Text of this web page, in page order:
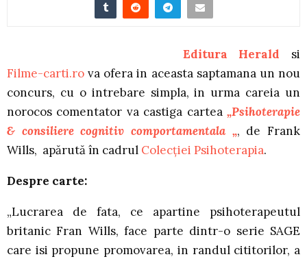
Editura Herald
si
Filme-carti.ro va ofera in aceasta saptamana un nou
concurs, cu o intrebare simpla, in urma careia un
norocos comentator va castiga cartea „Psihoterapie
& consiliere cognitiv comportamentala „, de Frank
Wills, apărută în cadrul Colecţiei Psihoterapia.
Despre carte:
„Lucrarea de fata, ce apartine psihoterapeutul
britanic Fran Wills, face parte dintr-o serie SAGE
care isi propune promovarea, in randul cititorilor, a